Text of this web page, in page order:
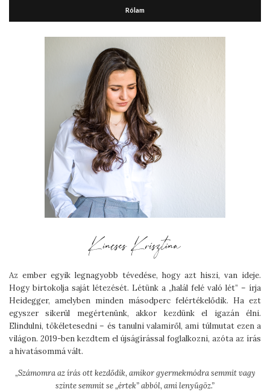
Rólam
Az ember egyik legnagyobb tévedése, hogy azt hiszi, van ideje.
Hogy birtokolja saját létezését. Létünk a „halál felé való lét” – írja
Heidegger, amelyben minden másodperc felértékelődik. Ha ezt
egyszer sikerül megértenünk, akkor kezdünk el igazán élni.
Elindulni, tökéletesedni – és tanulni valamiről, ami túlmutat ezen a
világon. 2019-ben kezdtem el újságírással foglalkozni, azóta az írás
a hivatásommá vált.
„Számomra az írás ott kezdődik, amikor gyermekmódra semmit vagy
szinte semmit se „értek” abból, ami lenyűgöz.”